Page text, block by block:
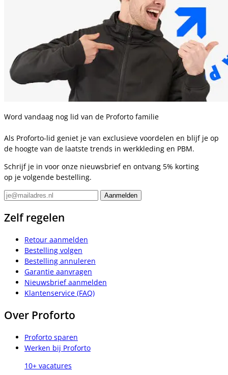
Word vandaag nog lid van de Proforto familie
Als Proforto-lid geniet je van exclusieve voordelen en blijf je op
de hoogte van de laatste trends in werkkleding en PBM.
Schrijf je in voor onze nieuwsbrief en ontvang 5% korting
op je volgende bestelling.
Zelf regelen
Retour aanmelden
Bestelling volgen
Bestelling annuleren
Garantie aanvragen
Nieuwsbrief aanmelden
Klantenservice (FAQ)
Over Proforto
Proforto sparen
Werken bij Proforto
10+ vacatures